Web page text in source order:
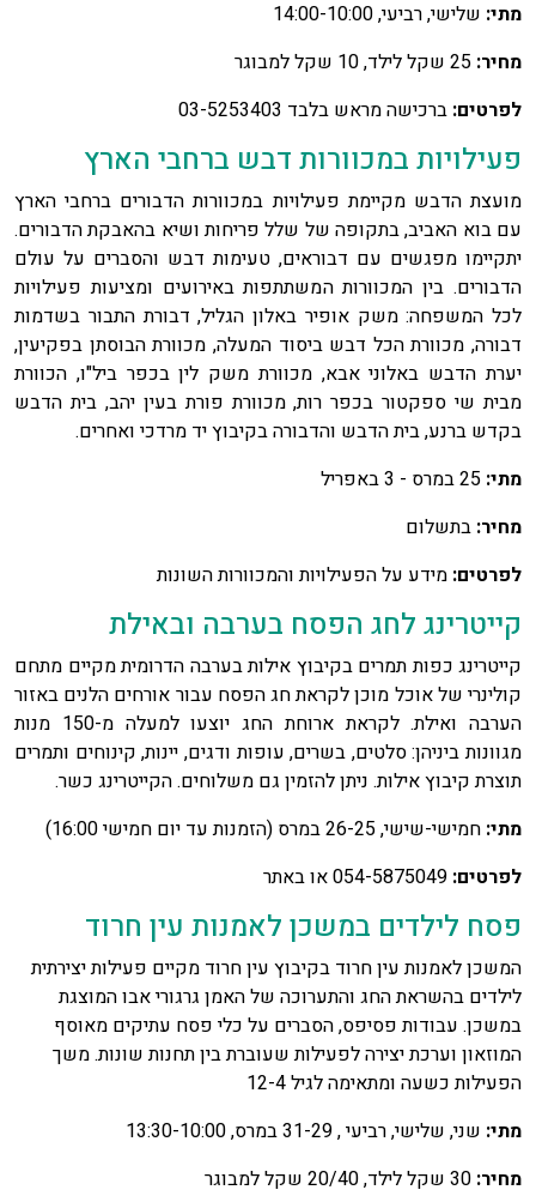
מתי: שלישי, רביעי, 14:00-10:00
מחיר:
לפרטים: ברכישה מראש בלבד 03-5253403
פעילויות במכוורות דבש ברחבי הארץ
מועצת הדבש מקיימת פעילויות במכוורות הדבורים ברחבי הארץ
עם בוא האביב, בתקופה של שלל פריחות ושיא בהאבקת הדבורים.
יתקיימו מפגשים עם דבוראים, טעימות דבש והסברים על עולם
הדבורים. בין המכוורות המשתתפות באירועים ומציעות פעילויות
לכל המשפחה: משק אופיר באלון הגליל, דבורת התבור בשדמות
דבורה, מכוורת הכל דבש ביסוד המעלה, מכוורת הבוסתן בפקיעין,
יערת הדבש באלוני אבא, מכוורת משק לין בכפר ביל"ו, הכוורת
מבית שי ספקטור בכפר רות, מכוורת פורת בעין יהב, בית הדבש
בקדש ברנע, בית הדבש והדבורה בקיבוץ יד מרדכי ואחרים.
מתי:
מחיר: בתשלום
לפרטים: מידע על הפעילויות והמכוורות השונות
קייטרינג לחג הפסח בערבה ובאילת
קייטרינג כפות תמרים בקיבוץ אילות בערבה הדרומית מקיים מתחם
קולינרי של אוכל מוכן לקראת חג הפסח עבור אורחים הלנים באזור
הערבה ואילת. לקראת ארוחת החג יוצעו למעלה מ-150 מנות
מגוונות ביניהן: סלטים, בשרים, עופות ודגים, יינות, קינוחים ותמרים
תוצרת קיבוץ אילות. ניתן להזמין גם משלוחים. הקייטרינג כשר.
מתי: חמישי-שישי, 26-25 במרס (הזמנות עד יום חמישי 16:00)
לפרטים:
פסח לילדים במשכן לאמנות עין חרוד
המשכן לאמנות עין חרוד בקיבוץ עין חרוד מקיים פעילות יצירתית
לילדים בהשראת החג והתערוכה של האמן גרגורי אבו המוצגת
במשכן. עבודות פסיפס, הסברים על כלי פסח עתיקים מאוסף
המוזאון וערכת יצירה לפעילות שעוברת בין תחנות שונות. משך
הפעילות כשעה ומתאימה לגיל 12-4
מתי: שני, שלישי, רביעי , 31-29 במרס, 13:30-10:00
מחיר: 30 שקל לילד, 20/40 שקל למבוגר